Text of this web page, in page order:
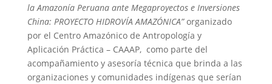
la Amazonía Peruana ante Megaproyectos e Inversiones
China: PROYECTO HIDROVÍA AMAZÓNICA”organizado
por el Centro Amazónico de Antropología y
Aplicación Práctica – CAAAP, como parte del
acompañamiento y asesoría técnica que brinda a las
organizaciones y comunidades indígenas que serían